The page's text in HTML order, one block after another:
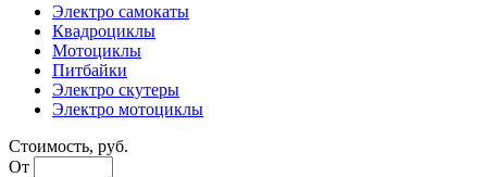
Электро самокаты
Квадроциклы
Мотоциклы
Питбайки
Электро скутеры
Электро мотоциклы
Стоимость, руб.
От